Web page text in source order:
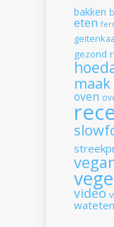
bakken
eten
gezond
maak
oven
video